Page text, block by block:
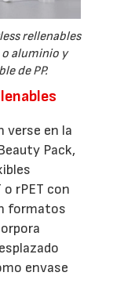
rellenables
aluminio y
de PP.
verse en la
Pack,
rPET con
formatos
envase